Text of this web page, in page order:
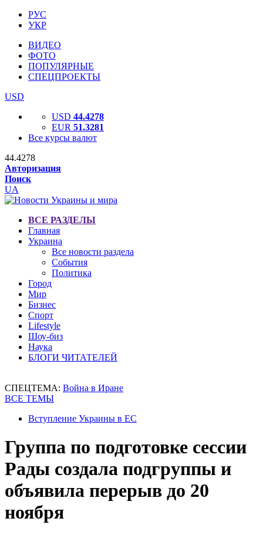
РУС
УКР
ВИДЕО
ФОТО
ПОПУЛЯРНЫЕ
СПЕЦПРОЕКТЫ
USD
USD 44.4278
EUR 51.3281
Все курсы валют
44.4278
Авторизация
Поиск
UA
ВСЕ РАЗДЕЛЫ
Главная
Украина
Все новости раздела
События
Политика
Город
Мир
Бизнес
Спорт
Lifestyle
Шоу-биз
Наука
БЛОГИ ЧИТАТЕЛЕЙ
СПЕЦТЕМА: Война в Иране
ВСЕ ТЕМЫ
Вступление Украины в ЕС
Группа по подготовке сессии
Рады создала подгруппы и
объявила перерыв до 20
ноября